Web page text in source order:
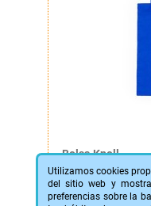
Bolsa Knoll
BO7521
Bolsa Knoll
Utilizamos cookies
del sitio web y
preferencias sobre la